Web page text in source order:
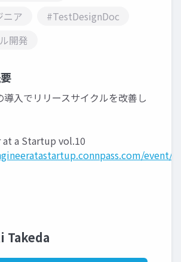
ニア
#TestDesignDoc
開発
導入でリリースサイクルを改善し
at a Startup vol.10
event/
Takeda